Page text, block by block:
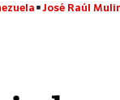
José Raúl